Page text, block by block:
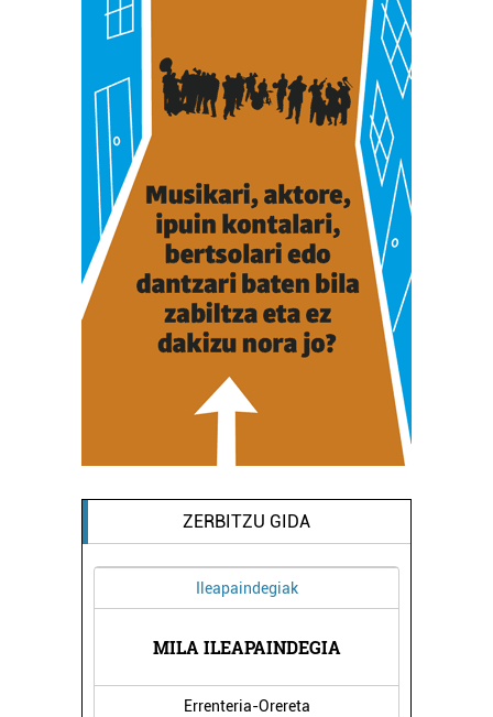
ZERBITZU GIDA
Ileapaindegiak
MILA ILEAPAINDEGIA
Errenteria-Orereta